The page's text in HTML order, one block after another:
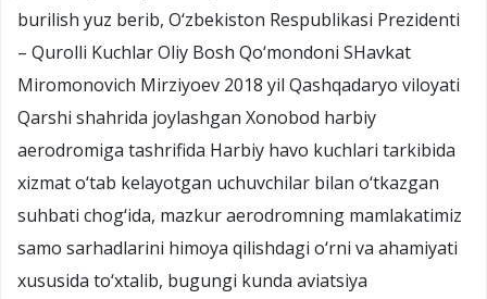
burilish yuz berib, O‘zbekiston Respublikasi Prezidenti
– Qurolli Kuchlar Oliy Bosh Qo‘mondoni SHavkat
Miromonovich Mirziyoev 2018 yil Qashqadaryo viloyati
Qarshi shahrida joylashgan Xonobod harbiy
aerodromiga tashrifida Harbiy havo kuchlari tarkibida
xizmat o‘tab kelayotgan uchuvchilar bilan o‘tkazgan
suhbati chog‘ida, mazkur aerodromning mamlakatimiz
samo sarhadlarini himoya qilishdagi o‘rni va ahamiyati
xususida to‘xtalib, bugungi kunda aviatsiya